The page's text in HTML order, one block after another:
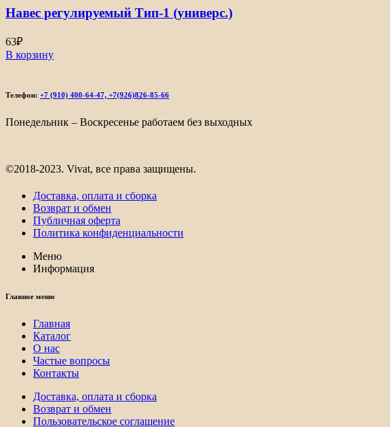
Навес регулируемый Тип-1 (универс.)
63₽
В корзину
Телефон: +7 (910) 400-64-47, +7(926)826-85-66
Понедельник – Воскресенье работаем без выходных
©2018-2023. Vivat, все права защищены.
Доставка, оплата и сборка
Возврат и обмен
Публичная оферта
Политика конфиденциальности
Меню
Информация
Главное меню
Главная
Каталог
О нас
Частые вопросы
Контакты
Доставка, оплата и сборка
Возврат и обмен
Пользовательское соглашение